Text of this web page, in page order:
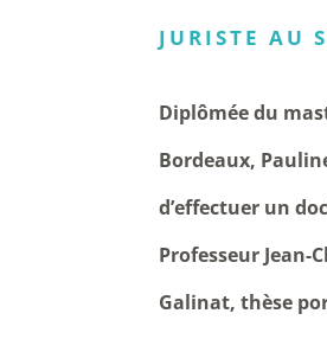
JURISTE AU
Diplômée du
Bordeaux,
d’effectuer un
Professeur Jean-
Galinat, thèse